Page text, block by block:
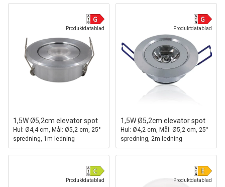
Produktdatablad
1,5W Ø5,2cm elevator spot
Hul: Ø4,4 cm, Mål: Ø5,2 cm, 25°
spredning, 1m ledning
Produktdatablad
1,5W Ø5,2cm elevator spot
Hul: Ø4,2 cm, Mål: Ø5,2 cm, 25°
spredning, 2m ledning
Produktdatablad Produktdatablad